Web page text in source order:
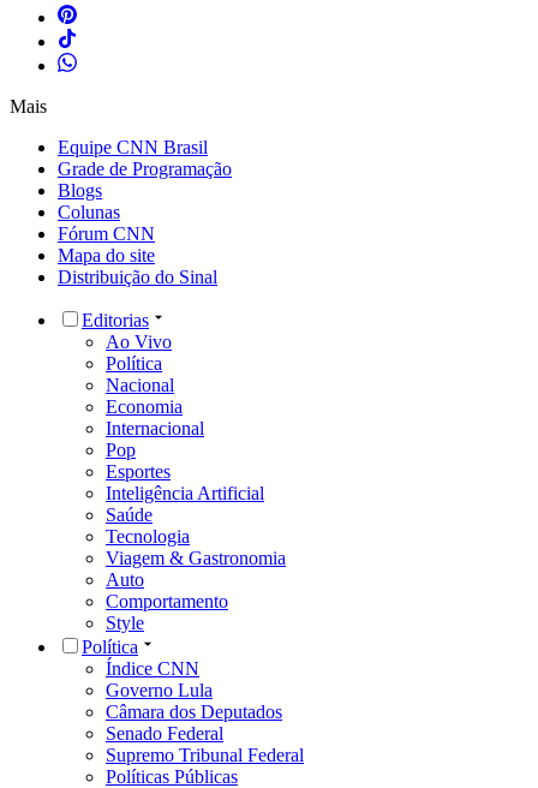
Mais
Equipe CNN Brasil
Grade de Programação
Blogs
Colunas
Fórum CNN
Mapa do site
Distribuição do Sinal
Editorias
Ao Vivo
Política
Nacional
Economia
Internacional
Pop
Esportes
Inteligência Artificial
Saúde
Tecnologia
Viagem & Gastronomia
Auto
Comportamento
Style
Política
Índice CNN
Governo Lula
Câmara dos Deputados
Senado Federal
Supremo Tribunal Federal
Políticas Públicas